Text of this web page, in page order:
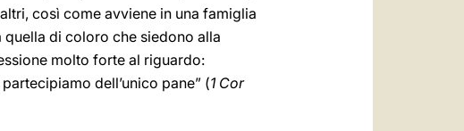
così come avviene in una famiglia
di coloro che siedono alla
molto forte al riguardo:
dell’unico pane” (1 Cor